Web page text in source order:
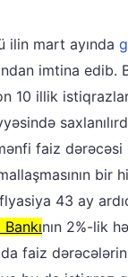
ilin mart ayında
imtina edib.
10 illik
faiz
bir
43 ay
nın 2%-lik
faiz